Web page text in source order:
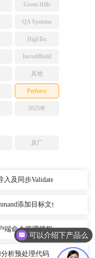
Green Hills
QA Systems
HighTec
IncrediBuild
其他
Perforce
2025年
原厂
入及同步Validate
添加目标文件夹包含文件
端命令管理授权
分析预处理代码
可以介绍下产品么